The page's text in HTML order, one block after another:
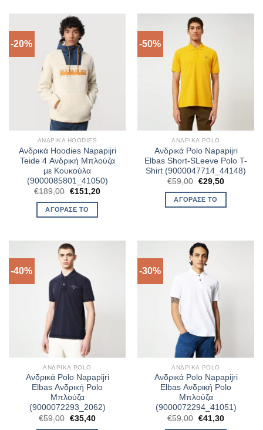
-20%
ΑΝΔΡΙΚΆ HOODIES
Ανδρικά Hoodies Napapijri
Teide 4 Ανδρική Μπλούζα
με Κουκούλα
(9000085801_41050)
€189,00 Original
was:
€189,00.
€151,20Η
ΑΓΌΡΑΣΈ ΤΟ
-50%
ΑΝΔΡΙΚΆ POLO
Ανδρικά Polo Napapijri
Elbas Short-SLeeve Polo T-
Shirt (9000047714_44148)
€59,00 Original
was:
€59,00.
€29,50Η
ΑΓΌΡΑΣΈ ΤΟ
-40%
ΑΝΔΡΙΚΆ POLO
Ανδρικά Polo Napapijri
Elbas Ανδρική Polo
Μπλούζα
(9000072293_2062)
€59,00 Original
price
€35,40Η
-30%
ΑΝΔΡΙΚΆ POLO
Ανδρικά Polo Napapijri
Elbas Ανδρική Polo
Μπλούζα
(9000072294_41051)
€59,00 Original
price
€41,30Η